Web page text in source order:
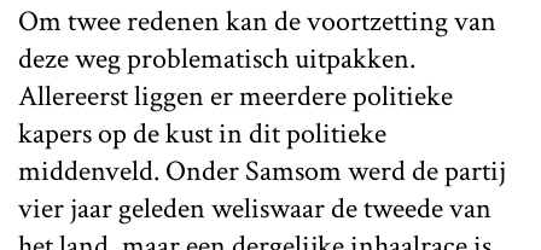
Om twee redenen kan de voortzetting van
deze weg problematisch uitpakken.
Allereerst liggen er meerdere politieke
kapers op de kust in dit politieke
middenveld. Onder Samsom werd de partij
vier jaar geleden weliswaar de tweede van